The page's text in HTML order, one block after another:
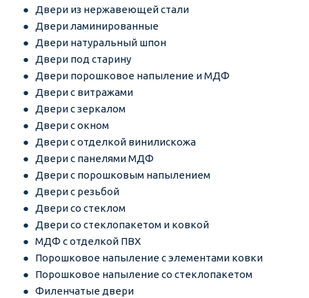
Двери из нержавеющей стали
Двери ламинированные
Двери натуральный шпон
Двери под старину
Двери порошковое напыление и МДФ
Двери с витражами
Двери с зеркалом
Двери с окном
Двери с отделкой винилискожа
Двери с панелями МДФ
Двери с порошковым напылением
Двери с резьбой
Двери со стеклом
Двери со стеклопакетом и ковкой
МДФ с отделкой ПВХ
Порошковое напыление с элементами ковки
Порошковое напыление со стеклопакетом
Филенчатые двери